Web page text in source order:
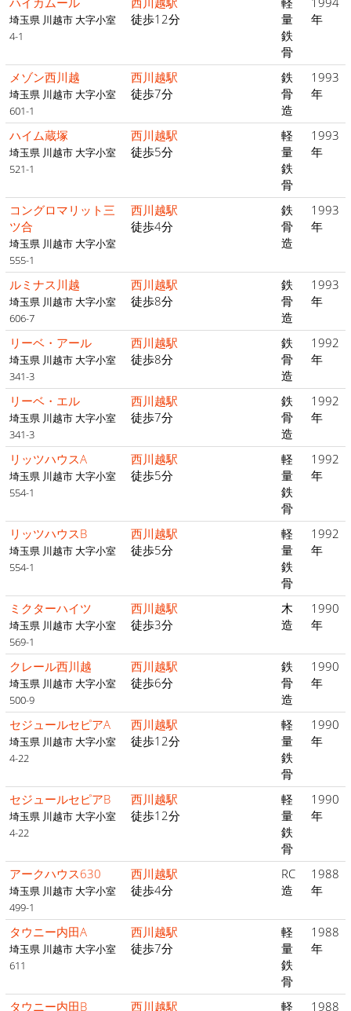
埼玉県 川越市 大字小室
4-1
徒歩12分
量
鉄
骨
年
メゾン西川越
埼玉県 川越市 大字小室
601-1
西川越駅
徒歩7分
鉄
骨
造
1993
年
ハイム蔵塚
埼玉県 川越市 大字小室
521-1
西川越駅
徒歩5分
軽
量
鉄
骨
1993
年
コングロマリット三
ツ合
埼玉県 川越市 大字小室
555-1
西川越駅
徒歩4分
鉄
骨
造
1993
年
ルミナス川越
埼玉県 川越市 大字小室
606-7
西川越駅
徒歩8分
鉄
骨
造
1993
年
リーベ・アール
埼玉県 川越市 大字小室
341-3
西川越駅
徒歩8分
鉄
骨
造
1992
年
リーベ・エル
埼玉県 川越市 大字小室
341-3
西川越駅
徒歩7分
鉄
骨
造
1992
年
リッツハウスA
埼玉県 川越市 大字小室
554-1
西川越駅
徒歩5分
軽
量
鉄
骨
1992
年
リッツハウスB
埼玉県 川越市 大字小室
554-1
西川越駅
徒歩5分
軽
量
鉄
骨
1992
年
ミクターハイツ
埼玉県 川越市 大字小室
569-1
西川越駅
徒歩3分
木
造
1990
年
クレール西川越
埼玉県 川越市 大字小室
500-9
西川越駅
徒歩6分
鉄
骨
造
1990
年
セジュールセピアA
埼玉県 川越市 大字小室
4-22
西川越駅
徒歩12分
軽
量
鉄
骨
1990
年
セジュールセピアB
埼玉県 川越市 大字小室
4-22
西川越駅
徒歩12分
軽
量
鉄
骨
1990
年
アークハウス630
埼玉県 川越市 大字小室
499-1
西川越駅
徒歩4分
RC
造
1988
年
タウニー内田A
埼玉県 川越市 大字小室
611
西川越駅
徒歩7分
軽
量
鉄
骨
1988
年
タウニー内田B
西川越駅
軽
1988